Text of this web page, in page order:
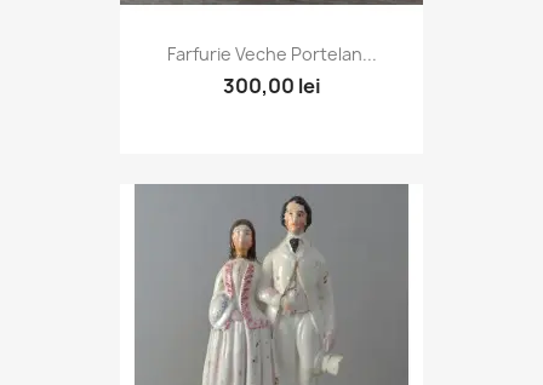
Farfurie Veche Portelan...
300,00 lei